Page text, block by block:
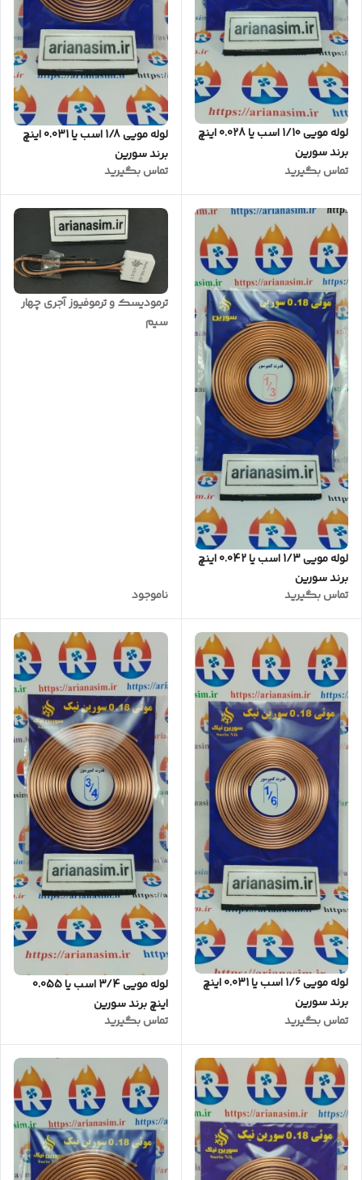
لوله مویی 1/10 اسب یا 0.028 اینچ
برند سورین
تماس بگیرید
لوله مویی 1/8 اسب یا 0.031 اینچ
برند سورین
تماس بگیرید
لوله مویی 1/3 اسب یا 0.042 اینچ
برند سورین
تماس بگیرید
ترمودیسک و ترموفیوز آجری چهار
سیم
ناموجود
لوله مویی 1/6 اسب یا 0.031 اینچ
برند سورین
تماس بگیرید
لوله مویی 3/4 اسب یا 0.055
اینچ برند سورین
تماس بگیرید